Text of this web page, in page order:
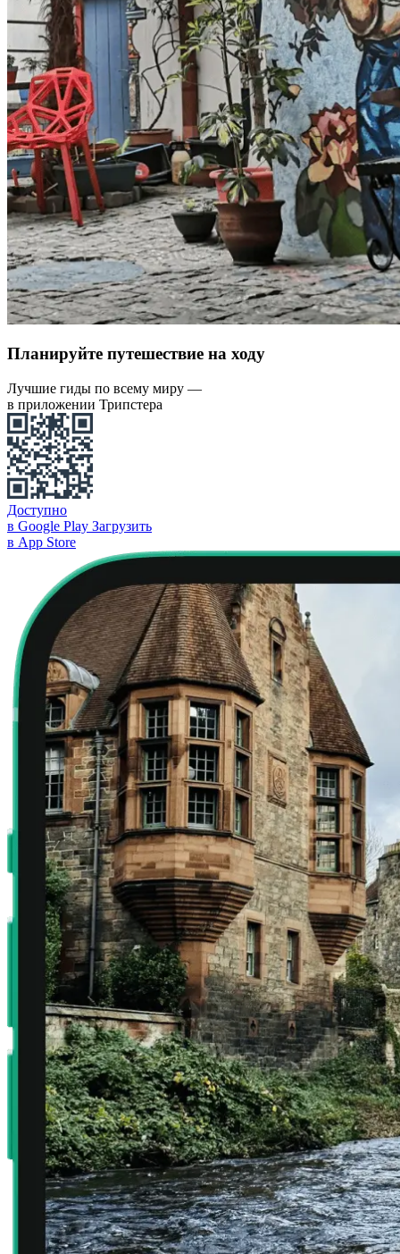
Планируйте путешествие на ходу
Лучшие гиды по всему миру —
в приложении Трипстера
Доступно
в Google Play Загрузить
в App Store